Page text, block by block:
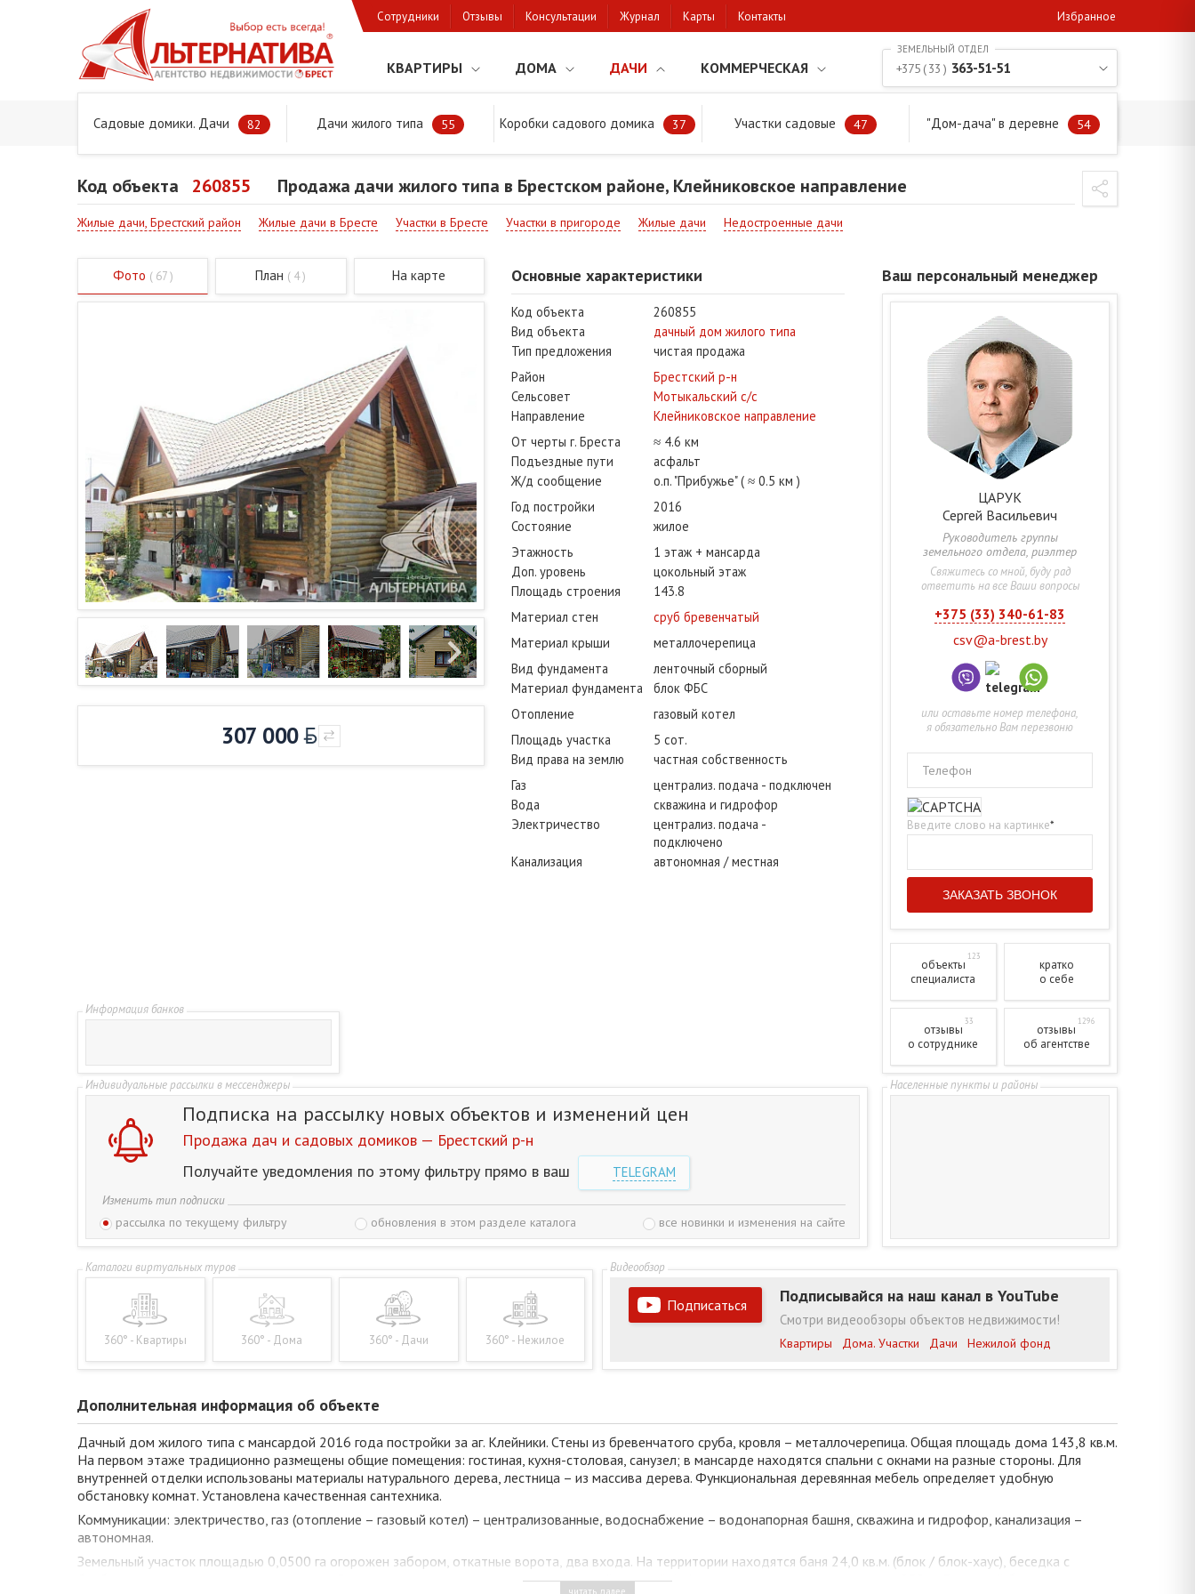
Сотрудники Отзывы Консультации Журнал Карты Контакты Избранное
КВАРТИРЫ ДОМА ДАЧИ КОММЕРЧЕСКАЯ
Садовые домики. Дачи 82 Дачи жилого типа 55 Коробки садового домика 37 Участки садовые 47 "Дом-дача" в деревне 54
+375 ( 33 ) 363-51-51
Главная Предложения Дачи, садовые домики и участки Продажа дачи жилого типа в Брестском районе, Клейниковское направление
Код объекта 260855 Продажа дачи жилого типа в Брестском районе, Клейниковское направление
Жилые дачи, Брестский район Жилые дачи в Бресте Участки в Бресте Участки в пригороде Жилые дачи Недостроенные дачи
Фото ( 67 ) План ( 4 ) На карте
307 000
Основные характеристики
Код объекта
260855
Вид объекта
дачный дом жилого типа
Тип предложения
чистая продажа
Район
Брестский р-н
Сельсовет
Мотыкальский с/с
Направление
Клейниковское направление
От черты г. Бреста
≈ 4.6 км
Подъездные пути
асфальт
Ж/д сообщение
о.п. "Прибужье" ( ≈ 0.5 км )
Год постройки
2016
Состояние
жилое
Этажность
1 этаж + мансарда
Доп. уровень
цокольный этаж
Площадь строения
143.8
Материал стен
сруб бревенчатый
Материал крыши
металлочерепица
Вид фундамента
ленточный сборный
Материал фундамента
блок ФБС
Отопление
газовый котел
Площадь участка
5 сот.
Вид права на землю
частная собственность
Газ
централиз. подача - подключен
Вода
скважина и гидрофор
Электричество
централиз. подача -
подключено
Канализация
автономная / местная
Ваш персональный менеджер
ЦАРУК
Сергей Васильевич
Руководитель группы
земельного отдела, риэлтер
Свяжитесь со мной, буду рад
ответить на все Ваши вопросы
+375 (33) 340-61-83
csv@a-brest.by
или оставьте номер телефона,
я обязательно Вам перезвоню
Телефон
Введите слово на картинке*
объекты
123
специалиста
кратко
о себе
отзывы
33
о сотруднике
отзывы
1296
об агентстве
Подписка на рассылку новых объектов и изменений цен
Продажа дач и садовых домиков — Брестский р-н
Получайте уведомления по этому фильтру прямо в ваш
TELEGRAM
Изменить тип подписки
рассылка по текущему фильтру обновления в этом разделе каталога все новинки и изменения на сайте
360° - Квартиры 360° - Дома 360° - Дачи 360° - Нежилое
Подписаться Подписывайся на наш канал в YouTube
Смотри видеообзоры объектов недвижимости!
Квартиры Дома. Участки Дачи Нежилой фонд
Дополнительная информация об объекте
Дачный дом жилого типа с мансардой 2016 года постройки за аг. Клейники. Стены из бревенчатого сруба, кровля – металлочерепица. Общая площадь дома 143,8 кв.м.
На первом этаже традиционно размещены общие помещения: гостиная, кухня-столовая, санузел; в мансарде находятся спальни с окнами на разные стороны. Для
внутренней отделки использованы материалы натурального дерева, лестница – из массива дерева. Функциональная деревянная мебель определяет удобную
обстановку комнат. Установлена качественная сантехника.
Коммуникации: электричество, газ (отопление – газовый котел) – централизованные, водоснабжение – водонапорная башня, скважина и гидрофор, канализация –
автономная.
Земельный участок площадью 0,0500 га огорожен забором, откатные ворота, два входа. На территории находятся баня 24,0 кв.м. (блок / блок-хаус), беседка с
барбекю и печью, выделена зона отдыха. Большая часть двора вымощена тротуарной плиткой. Асфальтированная дорога в радиусе 250 м. Гарантией безопасности